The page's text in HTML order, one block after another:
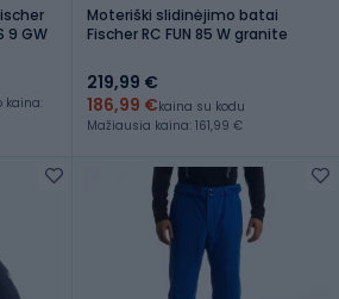
9 GW
kaina:
Moteriški slidinėjimo batai
Fischer RC FUN 85 W granite
219,99 €
186,99 €kaina su kodu
Mažiausia kaina: 161,99 €